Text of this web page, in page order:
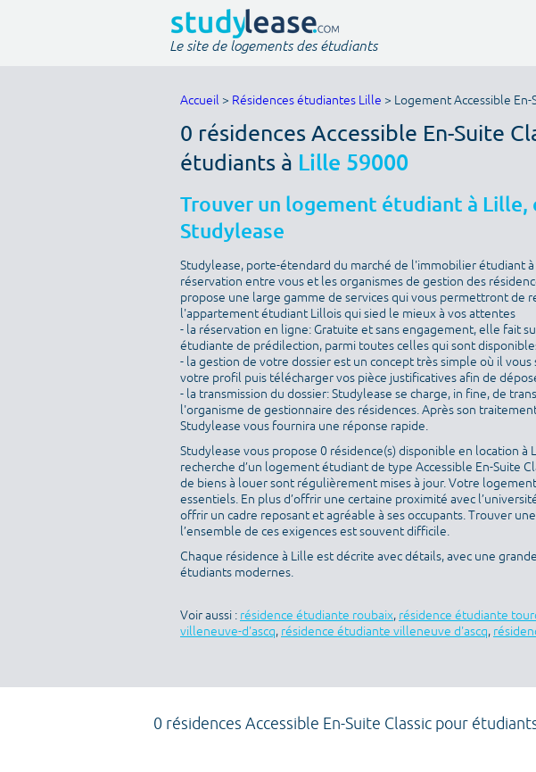
Le site de logements des étudiants
Accueil > Résidences étudiantes Lille > Logement Accessible En-
0 résidences Accessible En-Suite
étudiants à Lille 59000
Trouver un logement étudiant à Lille,
Studylease
Studylease, porte-étendard du marché de l'immobilier étudiant
réservation entre vous et les organismes de gestion des
propose une large gamme de services qui vous permettront de
l'appartement étudiant Lillois qui sied le mieux à vos attentes
- la réservation en ligne: Gratuite et sans engagement, elle fait
étudiante de prédilection, parmi toutes celles qui sont
- la gestion de votre dossier est un concept très simple où il
votre profil puis télécharger vos pièce justificatives afin de
- la transmission du dossier: Studylease se charge, in fine, de
l'organisme de gestionnaire des résidences. Après son
Studylease vous fournira une réponse rapide.
Studylease vous propose 0 résidence(s) disponible en location à
recherche d’un logement étudiant de type Accessible En-Suite
de biens à louer sont régulièrement mises à jour. Votre
essentiels. En plus d’offrir une certaine proximité avec
offrir un cadre reposant et agréable à ses occupants. Trouver
l’ensemble de ces exigences est souvent difficile.
Chaque résidence à Lille est décrite avec détails, avec une
étudiants modernes.
Voir aussi : résidence étudiante roubaix, résidence étudiante
villeneuve-d'ascq, résidence étudiante villeneuve d'ascq,
0 résidences Accessible En-Suite Classic pour